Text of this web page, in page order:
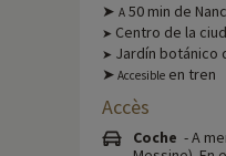
➤ A 50 min de
➤ Centro de la
➤ Jardín botánico
➤ Accesible en tren
Accès
Coche - A